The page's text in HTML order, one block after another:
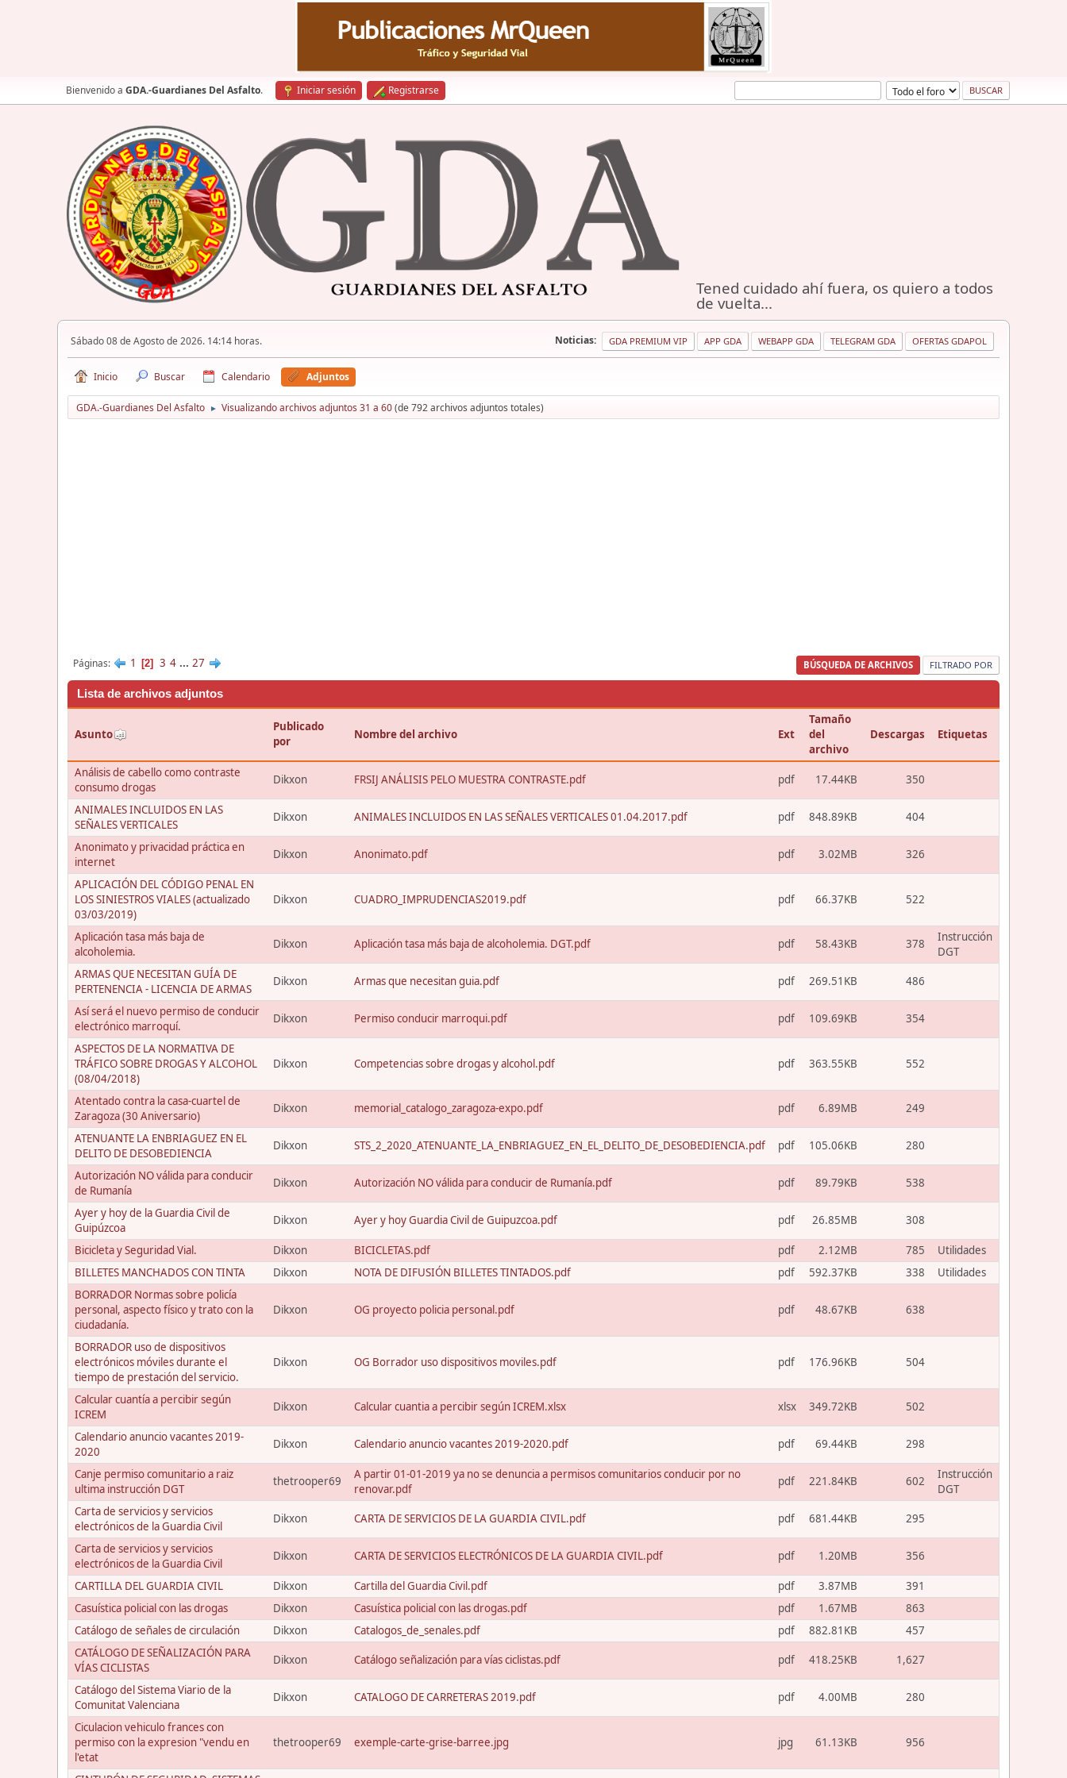
Bienvenido a GDA.-Guardianes Del Asfalto. Iniciar sesión Registrarse
Tened cuidado ahí fuera, os quiero a todos
de vuelta...
Sábado 08 de Agosto de 2026. 14:14 horas. Noticias: GDA PREMIUM VIP APP GDA WEBAPP GDA TELEGRAM GDA OFERTAS GDAPOL
Inicio Buscar Calendario Adjuntos
GDA.-Guardianes Del Asfalto ► Visualizando archivos adjuntos 31 a 60(de 792 archivos adjuntos totales)
BÚSQUEDA DE ARCHIVOS FILTRADO POR
Páginas 1 2 3 4 ... 27
Lista de archivos adjuntos
Asunto
Publicado
por
Nombre del archivo Ext
Tamaño
del
archivo
Descargas Etiquetas
Análisis de cabello como contraste
consumo drogas
Dikxon FRSIJ ANÁLISIS PELO MUESTRA CONTRASTE.pdf pdf 17.44KB 350
ANIMALES INCLUIDOS EN LAS
SEÑALES VERTICALES
Dikxon ANIMALES INCLUIDOS EN LAS SEÑALES VERTICALES 01.04.2017.pdf pdf 848.89KB 404
Anonimato y privacidad práctica en
internet
Dikxon Anonimato.pdf pdf 3.02MB 326
APLICACIÓN DEL CÓDIGO PENAL EN
LOS SINIESTROS VIALES (actualizado
03/03/2019)
Dikxon CUADRO_IMPRUDENCIAS2019.pdf pdf 66.37KB 522
Aplicación tasa más baja de
alcoholemia.
Dikxon Aplicación tasa más baja de alcoholemia. DGT.pdf pdf 58.43KB 378
Instrucción
DGT
ARMAS QUE NECESITAN GUÍA DE
PERTENENCIA - LICENCIA DE ARMAS
Dikxon Armas que necesitan guia.pdf pdf 269.51KB 486
Así será el nuevo permiso de conducir
electrónico marroquí.
Dikxon Permiso conducir marroqui.pdf pdf 109.69KB 354
ASPECTOS DE LA NORMATIVA DE
TRÁFICO SOBRE DROGAS Y ALCOHOL
(08/04/2018)
Dikxon Competencias sobre drogas y alcohol.pdf pdf 363.55KB 552
Atentado contra la casa-cuartel de
Zaragoza (30 Aniversario)
Dikxon memorial_catalogo_zaragoza-expo.pdf pdf 6.89MB 249
ATENUANTE LA ENBRIAGUEZ EN EL
DELITO DE DESOBEDIENCIA
Dikxon STS_2_2020_ATENUANTE_LA_ENBRIAGUEZ_EN_EL_DELITO_DE_DESOBEDIENCIA.pdf pdf 105.06KB 280
Autorización NO válida para conducir
de Rumanía
Dikxon Autorización NO válida para conducir de Rumanía.pdf pdf 89.79KB 538
Ayer y hoy de la Guardia Civil de
Guipúzcoa
Dikxon Ayer y hoy Guardia Civil de Guipuzcoa.pdf pdf 26.85MB 308
Bicicleta y Seguridad Vial. Dikxon BICICLETAS.pdf pdf 2.12MB 785
Utilidades
BILLETES MANCHADOS CON TINTA
Dikxon NOTA DE DIFUSIÓN BILLETES TINTADOS.pdf pdf 592.37KB 338
Utilidades
BORRADOR Normas sobre policía
personal, aspecto físico y trato con la
ciudadanía.
Dikxon OG proyecto policia personal.pdf pdf 48.67KB 638
BORRADOR uso de dispositivos
electrónicos móviles durante el
tiempo de prestación del servicio.
Dikxon OG Borrador uso dispositivos moviles.pdf pdf 176.96KB 504
Calcular cuantía a percibir según
ICREM
Dikxon Calcular cuantia a percibir según ICREM.xlsx xlsx 349.72KB 502
Calendario anuncio vacantes 2019-
2020
Dikxon Calendario anuncio vacantes 2019-2020.pdf pdf 69.44KB 298
Canje permiso comunitario a raiz
ultima instrucción DGT
thetrooper69
A partir 01-01-2019 ya no se denuncia a permisos comunitarios conducir por no
renovar.pdf
pdf 221.84KB 602
Instrucción
DGT
Carta de servicios y servicios
electrónicos de la Guardia Civil
Dikxon CARTA DE SERVICIOS DE LA GUARDIA CIVIL.pdf pdf 681.44KB 295
Carta de servicios y servicios
electrónicos de la Guardia Civil
Dikxon CARTA DE SERVICIOS ELECTRÓNICOS DE LA GUARDIA CIVIL.pdf pdf 1.20MB 356
CARTILLA DEL GUARDIA CIVIL Dikxon Cartilla del Guardia Civil.pdf pdf 3.87MB
391
Casuística policial con las drogas
Dikxon Casuística policial con las drogas.pdf pdf 1.67MB
863
Catálogo de señales de circulación
Dikxon Catalogos_de_senales.pdf pdf 882.81KB
457
CATÁLOGO DE SEÑALIZACIÓN PARA
VÍAS CICLISTAS
Dikxon Catálogo señalización para vías ciclistas.pdf pdf 418.25KB 1,627
Catálogo del Sistema Viario de la
Comunitat Valenciana
Dikxon CATALOGO DE CARRETERAS 2019.pdf pdf 4.00MB 280
Ciculacion vehiculo frances con
permiso con la expresion "vendu en
l'etat
thetrooper69 exemple-carte-grise-barree.jpg jpg 61.13KB 956